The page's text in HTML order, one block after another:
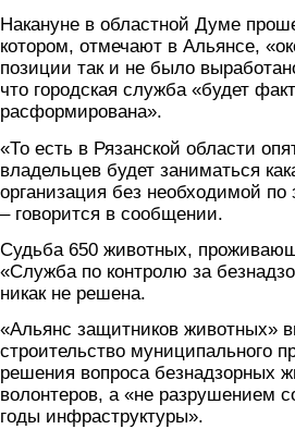
Накануне в областной Думе
котором, отмечают в Альянсе,
позиции так и не было
что городская служба «будет
расформирована».
«То есть в Рязанской области
владельцев будет заниматься
организация без необходимой по
– говорится в сообщении.
Судьба 650 животных,
«Служба по контролю за
никак не решена.
«Альянс защитников животных»
строительство муниципального
решения вопроса безнадзорных
волонтеров, а «не разрушением
годы инфраструктуры».